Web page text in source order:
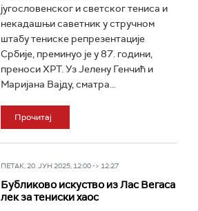
југословенског и светског тениса и
некадашњи саветник у стручном
штабу тениске репрезентације
Србије, преминуо је у 87. години,
преноси ХРТ. Уз Јелену Генчић и
Маријана Вајду, сматра...
Прочитај
ПЕТАК, 20. ЈУН 2025, 12:00 -> 12:27
Бубликово искуство из Лас Вегаса
лек за тениски хаос